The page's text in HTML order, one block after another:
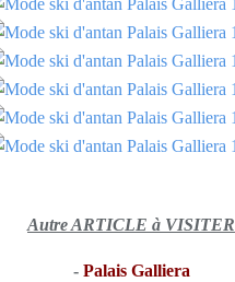
Autre ARTICLE à VISITER
-Palais Galliera